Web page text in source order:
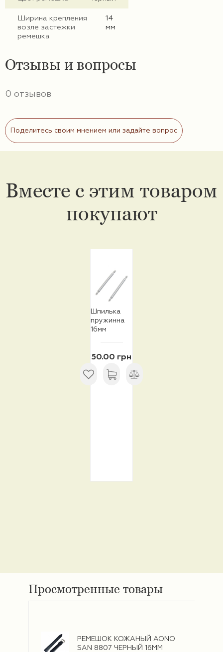
Ширина крепления
возле застежки
ремешка
14
мм
Отзывы и вопросы
0 отзывов
Поделитесь своим мнением или задайте вопрос
Вместе с этим товаром
покупают
Шпилька
пружинна
16мм
50.00 грн
Просмотренные товары
РЕМЕШОК КОЖАНЫЙ AONO
SAN 8807 ЧЕРНЫЙ 16ММ